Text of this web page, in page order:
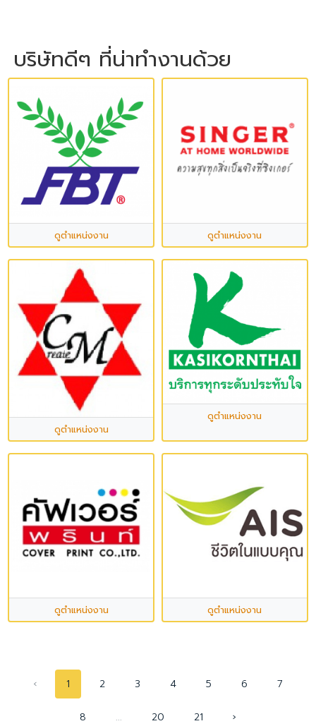
บริษัทดีๆ ที่น่าทำงานด้วย
ดูตำแหน่งงาน ดูตำแหน่งงาน
ดูตำแหน่งงาน
ดูตำแหน่งงาน
ดูตำแหน่งงาน ดูตำแหน่งงาน
‹ 1 2 3 4 5 6 7
8 ... 20 21 ›